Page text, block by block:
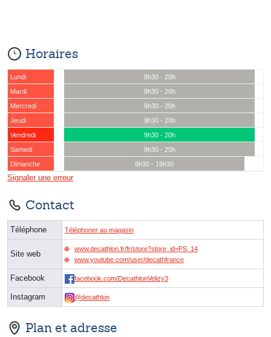
Horaires
Lundi
9h30 - 20h
Mardi
9h30 - 20h
Mercredi
9h30 - 20h
Jeudi
9h30 - 20h
Vendredi
9h30 - 20h
Samedi
9h30 - 20h
Dimanche
9h30 - 19h30
Signaler une erreur
Contact
Téléphone Téléphoner au magasin
Site web
www.decathlon.fr/fr/store?store_id=PS_14
www.youtube.com/user/decathfrance
Facebook facebook.com/DecathlonVelizy3
Instagram @decathlon
Plan et adresse